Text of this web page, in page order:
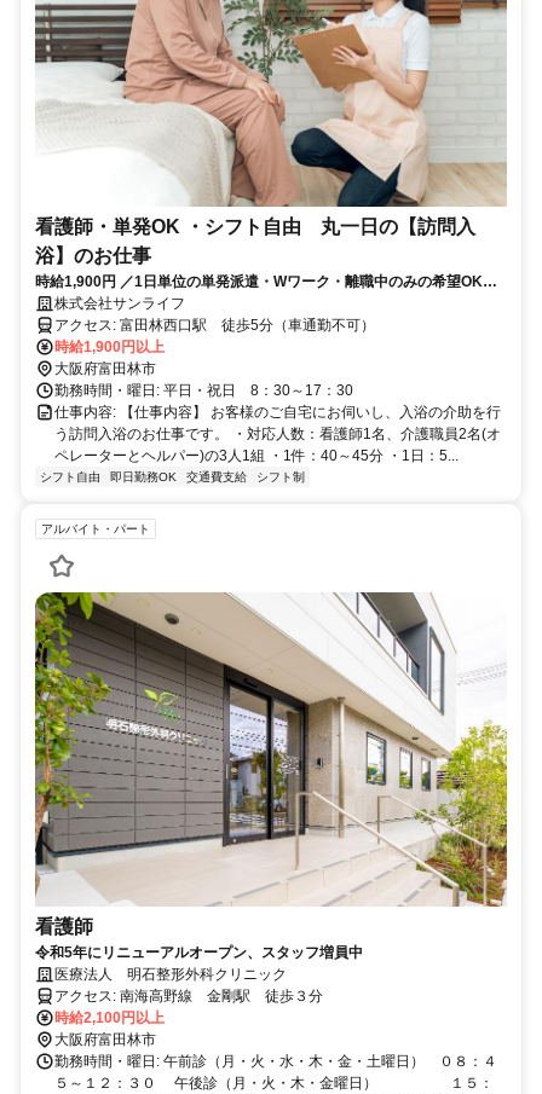
看護師・単発OK ・シフト自由 丸一日の【訪問入
浴】のお仕事
時給1,900円 ／1日単位の単発派遣・Wワーク・離職中のみの希望OK・
勤務なしの月があってもOK・速払い可能
株式会社サンライフ
アクセス: 富田林西口駅 徒歩5分（車通勤不可）
時給1,900円以上
大阪府富田林市
勤務時間・曜日: 平日・祝日 8：30～17：30
仕事内容: 【仕事内容】 お客様のご自宅にお伺いし、入浴の介助を行
う訪問入浴のお仕事です。 ・対応人数：看護師1名、介護職員2名(オ
ペレーターとヘルパー)の3人1組 ・1件：40～45分 ・1日：5...
シフト自由 即日勤務OK 交通費支給 シフト制
アルバイト・パート
看護師
令和5年にリニューアルオープン、スタッフ増員中
医療法人 明石整形外科クリニック
アクセス: 南海高野線 金剛駅 徒歩３分
時給2,100円以上
大阪府富田林市
勤務時間・曜日: 午前診（月・火・水・木・金・土曜日） ０８：４
５～１２：３０ 午後診（月・火・木・金曜日） １５：